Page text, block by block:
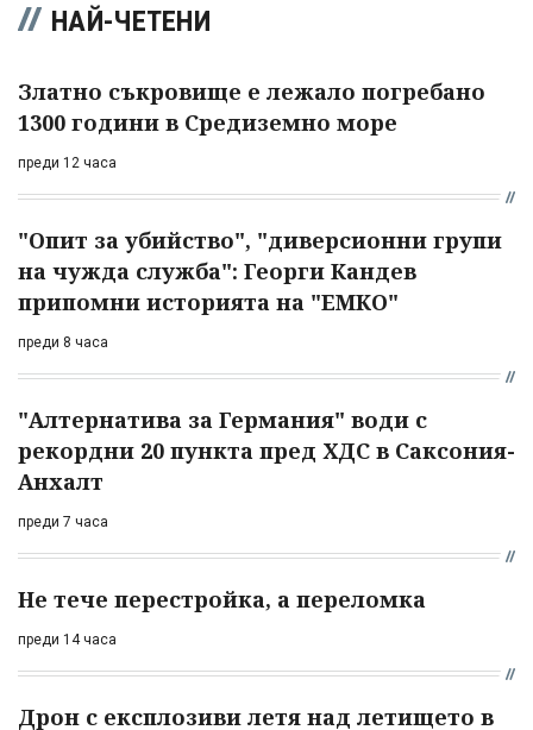
НАЙ-ЧЕТЕНИ
Златно съкровище е лежало погребано
1300 години в Средиземно море
преди 12 часа
"Опит за убийство", "диверсионни групи
на чужда служба": Георги Кандев
припомни историята на "ЕМКО"
преди 8 часа
"Алтернатива за Германия" води с
рекордни 20 пункта пред ХДС в Саксония-
Анхалт
преди 7 часа
Не тече перестройка, а переломка
преди 14 часа
Дрон с експлозиви летя над летището в